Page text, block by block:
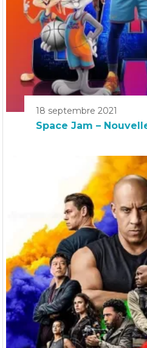
18 septembre 2021
Space Jam –